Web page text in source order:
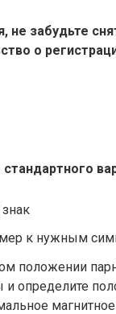
забудьте
о
к нужным
положении
и определите